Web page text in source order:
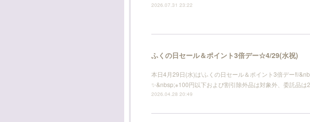
2026.07.31 23:22
ふくの日セール＆ポイント3倍デー☆4/29(水祝)
本日4月29日(水)は\ふくの日セール＆ポイント3倍デー‼️/
✨&nbsp;※100円以下および割引除外品は対象外、委託品
2026.04.28 20:49